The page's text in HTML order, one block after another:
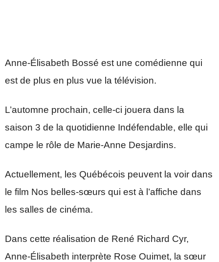
Anne-Élisabeth Bossé est une comédienne qui
est de plus en plus vue la télévision.
L’automne prochain, celle-ci jouera dans la
saison 3 de la quotidienne Indéfendable, elle qui
campe le rôle de Marie-Anne Desjardins.
Actuellement, les Québécois peuvent la voir dans
le film Nos belles-sœurs qui est à l’affiche dans
les salles de cinéma.
Dans cette réalisation de René Richard Cyr,
Anne-Élisabeth interprète Rose Ouimet, la sœur